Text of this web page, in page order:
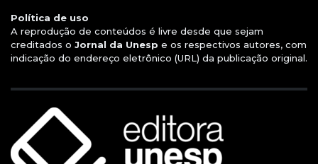
Política de uso
A reprodução de conteúdos é livre desde que sejam
creditados o Jornal da Unesp e os respectivos autores, com
indicação do endereço eletrônico (URL) da publicação original.